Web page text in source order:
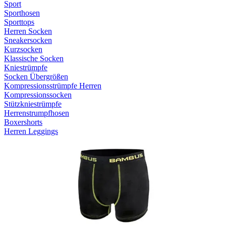
Sport
Sporthosen
Sporttops
Herren Socken
Sneakersocken
Kurzsocken
Klassische Socken
Kniestrümpfe
Socken Übergrößen
Kompressionsstrümpfe Herren
Kompressionssocken
Stützkniestrümpfe
Herrenstrumpfhosen
Boxershorts
Herren Leggings